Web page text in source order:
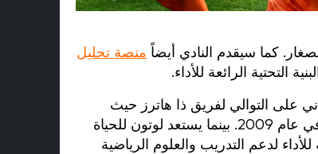
كما سيقدم النادي أيضاً منصة تحليل
التحتية الرائعة للأداء.
على التوالي لفريق ذا هاترز حيث
يواصل النادي صعوده إلى دوري الدرجة الثانية بعد هبوطه من دوري كرة القدم في عام 2009. بينما يستعد لوتون للحياة
لدعم التدريب والعلوم الرياضية